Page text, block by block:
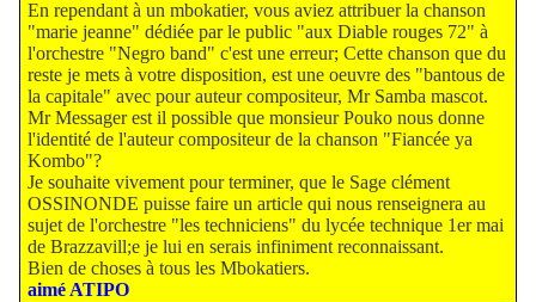
En rependant à un mbokatier, vous aviez attribuer la chanson
"marie jeanne" dédiée par le public "aux Diable rouges 72" à
l'orchestre "Negro band" c'est une erreur; Cette chanson que du
reste je mets à votre disposition, est une oeuvre des "bantous de
la capitale" avec pour auteur compositeur, Mr Samba mascot.
Mr Messager est il possible que monsieur Pouko nous donne
l'identité de l'auteur compositeur de la chanson "Fiancée ya
Kombo"?
Je souhaite vivement pour terminer, que le Sage clément
OSSINONDE puisse faire un article qui nous renseignera au
sujet de l'orchestre "les techniciens" du lycée technique 1er mai
de Brazzavill;e je lui en serais infiniment reconnaissant.
Bien de choses à tous les Mbokatiers.
aimé ATIPO